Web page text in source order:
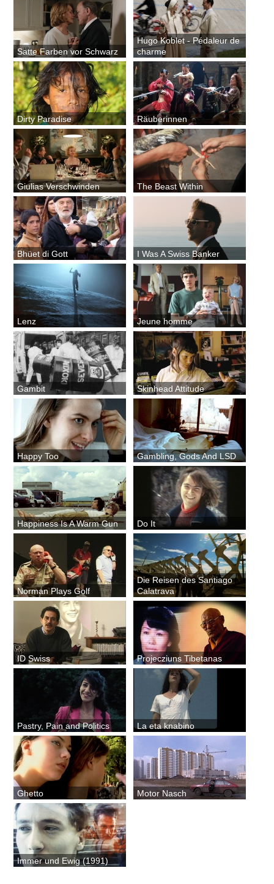
Satte Farben vor Schwarz
Hugo Koblet - Pédaleur de
charme
Dirty Paradise Räuberinnen
Giulias Verschwinden The Beast Within
Bhüet di Gott I Was A Swiss Banker
Lenz Jeune homme
Gambit Skinhead Attitude
Happy Too Gambling, Gods And LSD
Happiness Is A Warm Gun Do It
Norman Plays Golf
Die Reisen des Santiago
Calatrava
ID Swiss Projecziuns Tibetanas
Pastry, Pain and Politics La eta knabino
Ghetto Motor Nasch
Immer und Ewig (1991)